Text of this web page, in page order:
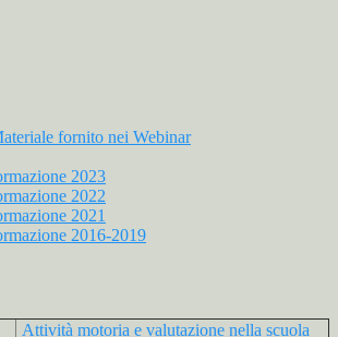
fornito nei Webinar
2023
2022
2021
2016-2019
Attività motoria e valutazione nella scuola